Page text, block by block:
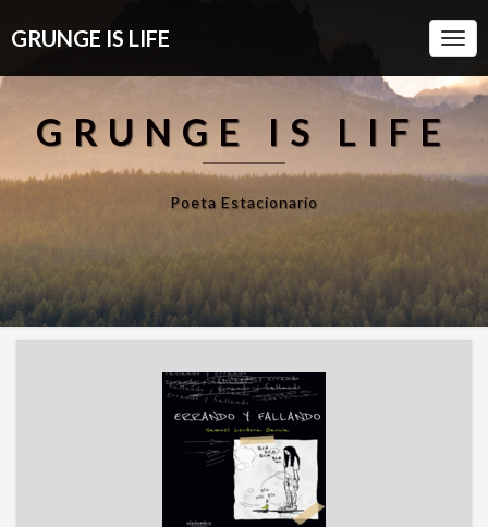
GRUNGE IS LIFE
GRUNGE IS LIFE
Poeta Estacionario